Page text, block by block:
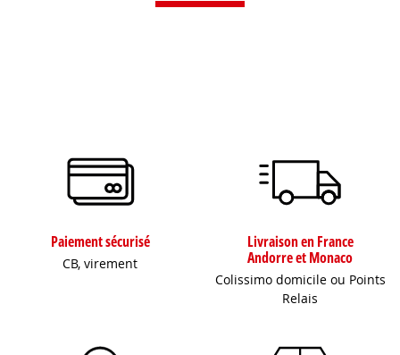
Paiement sécurisé
CB, virement
Livraison en France
Andorre et Monaco
Colissimo domicile ou Points
Relais